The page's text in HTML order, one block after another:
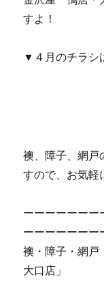
すよ！
▼４月のチラシ
襖、障子、網戸
すので、お気軽
ーーーーーーー
ーーーーーーー
襖・障子・網
大口店」